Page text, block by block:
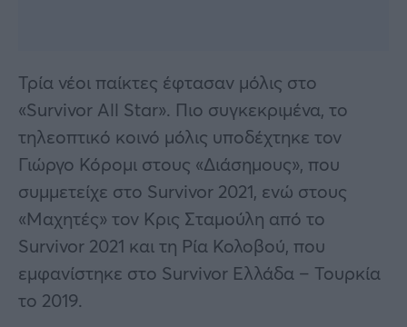
Τρία νέοι παίκτες έφτασαν μόλις στο
«Survivor All Star». Πιο συγκεκριμένα, το
τηλεοπτικό κοινό μόλις υποδέχτηκε τον
Γιώργο Κόρομι στους «Διάσημους», που
συμμετείχε στο Survivor 2021, ενώ στους
«Mαχητές» τον Κρις Σταμούλη από το
Survivor 2021 και τη Ρία Κολοβού, που
εμφανίστηκε στο Survivor Ελλάδα – Τουρκία
το 2019.